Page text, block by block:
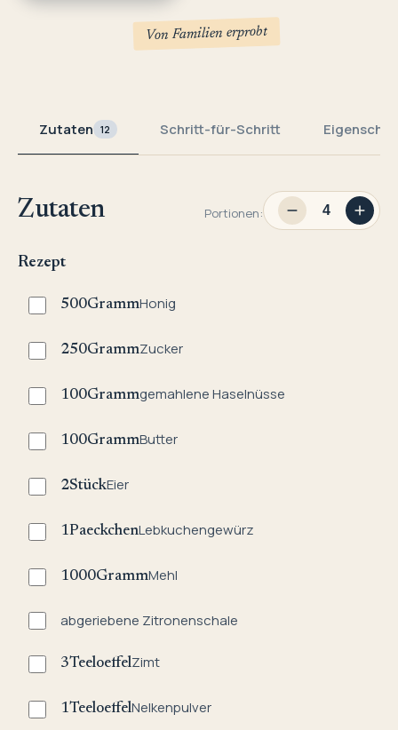
Von Familien erprobt
Zutaten 12 Schritt-für-Schritt
Zutaten Portionen:
Rezept
500GrammHonig
250GrammZucker
100Grammgemahlene Haselnüsse
100GrammButter
2StückEier
1PaeckchenLebkuchengewürz
1000GrammMehl
abgeriebene Zitronenschale
3TeeloeffelZimt
1TeeloeffelNelkenpulver